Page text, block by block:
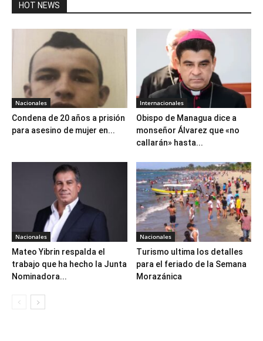
HOT NEWS
Nacionales
Condena de 20 años a prisión
para asesino de mujer en...
Internacionales
Obispo de Managua dice a
monseñor Álvarez que «no
callarán» hasta...
Nacionales
Mateo Yibrin respalda el
trabajo que ha hecho la Junta
Nominadora...
Nacionales
Turismo ultima los detalles
para el feriado de la Semana
Morazánica